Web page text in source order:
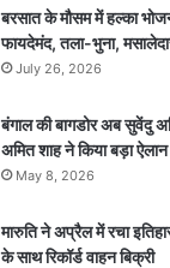
बरसात के मौसम में हल्का
फायदेमंद, तला-भुना,
July 26, 2026
बंगाल की बागडोर अब सुवेंदु
अमित शाह ने किया बड़ा ऐलान
May 8, 2026
मारुति ने अप्रैल में रचा
के साथ रिकॉर्ड वाहन बिक्री